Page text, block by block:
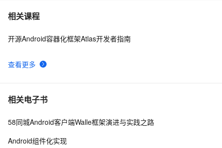
7 使用SWT技术的跨平台移动应用开发库Tabris
8 移动开发的图像优化综述
9 【公告】移动开发平台 mPaaS 控制台系统升级通知
10
相关课程
查看更多
开源Android容器化框架Atlas开发者指南
相关电子书
58同城Android客户端Walle框架演进与实践之路
Android组件化实现